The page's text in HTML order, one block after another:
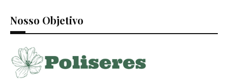
Nosso Objetivo